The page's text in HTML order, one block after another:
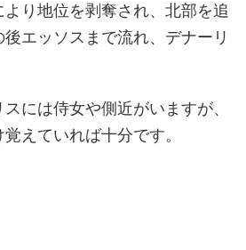
り地位を剥奪され、北部を追
エッソスまで流れ、デナーリ
には侍女や側近がいますが、
えていれば十分です。